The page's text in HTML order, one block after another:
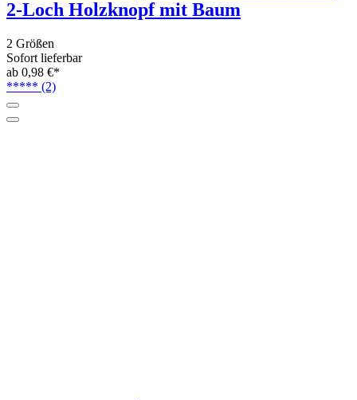
2-Loch Holzknopf mit Baum
2 Größen
Sofort lieferbar
ab 0,98 €*
***** (2)